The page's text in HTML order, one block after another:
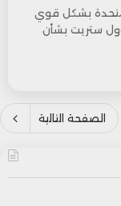
بشكل قوي
ستريت بشأن
الصفحة التالية